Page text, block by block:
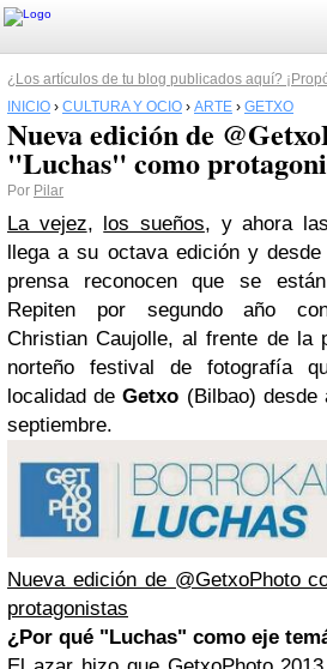
¿Los artículos de tu blog publicados aquí?
INICIO › CULTURA Y OCIO › ARTE › GETXO
Nueva edición de
"Luchas" como
Por Pilar
La vejez, los sueños, y ahora
llega a su octava edición y
prensa reconocen que se
Repiten por segundo año
Christian Caujolle, al frente de la
norteño festival de fotografía
localidad deGetxo (Bilbao)
septiembre.
Nueva edición de @GetxoPhoto
protagonistas
¿Por qué "Luchas" como eje